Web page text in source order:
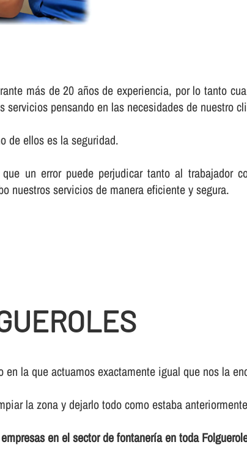
más de 20 años de experiencia, por lo tanto
servicios pensando en las necesidades de nuestro
de ellos es la seguridad.
un error puede perjudicar tanto al trabajador
nuestros servicios de manera eficiente y segura.
la que actuamos exactamente igual que nos la
la zona y dejarlo todo como estaba
empresas en el sector de fontanerí­a en toda